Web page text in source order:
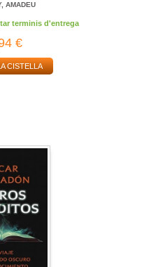
AMADEU
terminis d'entrega
€
CISTELLA